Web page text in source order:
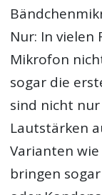
Nur: In vielen
Mikrofon
sogar die
sind nicht
Lautstärken
Varianten wie
bringen